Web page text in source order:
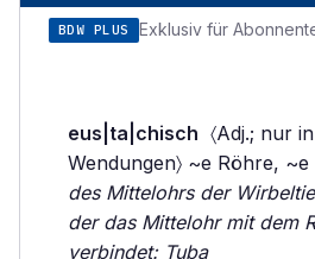
BDW PLUS Exklusiv für
eus|ta|chisch 〈Adj.; nur
Wendungen〉 ~e Röhre, ~e
des Mittelohrs der
der das Mittelohr mit dem
verbindet: Tuba